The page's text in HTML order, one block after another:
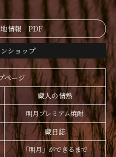
地情報 PDF
ショップ
ページ
蔵人の情熱
明月プレミアム焼酎
蔵日誌
「明月」ができるまで